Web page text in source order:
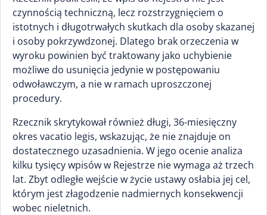
czynnością techniczną, lecz rozstrzygnięciem o
istotnych i długotrwałych skutkach dla osoby skazanej
i osoby pokrzywdzonej. Dlatego brak orzeczenia w
wyroku powinien być traktowany jako uchybienie
możliwe do usunięcia jedynie w postępowaniu
odwoławczym, a nie w ramach uproszczonej
procedury.
Rzecznik skrytykował również długi, 36-miesięczny
okres vacatio legis, wskazując, że nie znajduje on
dostatecznego uzasadnienia. W jego ocenie analiza
kilku tysięcy wpisów w Rejestrze nie wymaga aż trzech
lat. Zbyt odległe wejście w życie ustawy osłabia jej cel,
którym jest złagodzenie nadmiernych konsekwencji
wobec nieletnich.